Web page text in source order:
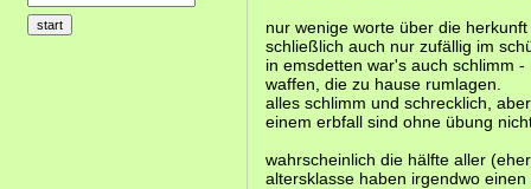
nur wenige worte über die
schließlich auch nur zufällig im
in emsdetten war's auch schlimm
waffen, die zu hause rumlagen.
alles schlimm und schrecklich,
einem erbfall sind ohne übung
wahrscheinlich die hälfte aller
altersklasse haben irgendwo